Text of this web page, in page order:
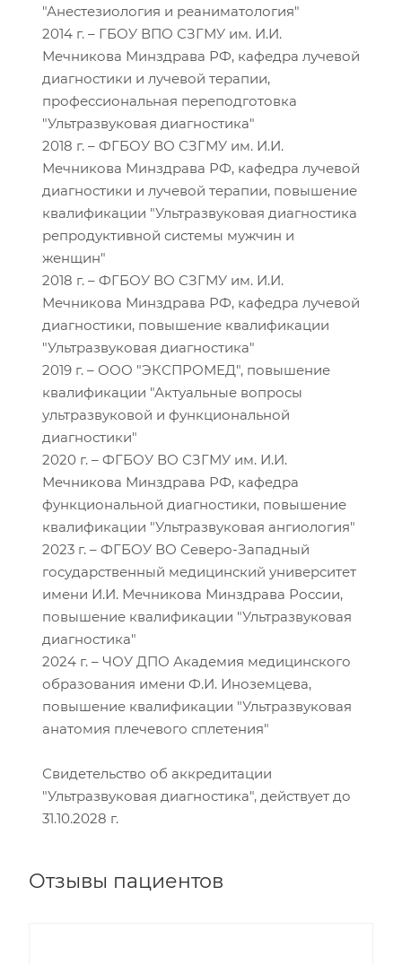
"Анестезиология и реаниматология"
2014 г. – ГБОУ ВПО СЗГМУ им. И.И.
Мечникова Минздрава РФ, кафедра лучевой
диагностики и лучевой терапии,
профессиональная переподготовка
"Ультразвуковая диагностика"
2018 г. – ФГБОУ ВО СЗГМУ им. И.И.
Мечникова Минздрава РФ, кафедра лучевой
диагностики и лучевой терапии, повышение
квалификации "Ультразвуковая диагностика
репродуктивной системы мужчин и
женщин"
2018 г. – ФГБОУ ВО СЗГМУ им. И.И.
Мечникова Минздрава РФ, кафедра лучевой
диагностики, повышение квалификации
"Ультразвуковая диагностика"
2019 г. – ООО "ЭКСПРОМЕД", повышение
квалификации "Актуальные вопросы
ультразвуковой и функциональной
диагностики"
2020 г. – ФГБОУ ВО СЗГМУ им. И.И.
Мечникова Минздрава РФ, кафедра
функциональной диагностики, повышение
квалификации "Ультразвуковая ангиология"
2023 г. – ФГБОУ ВО Северо-Западный
государственный медицинский университет
имени И.И. Мечникова Минздрава России,
повышение квалификации "Ультразвуковая
диагностика"
2024 г. – ЧОУ ДПО Академия медицинского
образования имени Ф.И. Иноземцева,
повышение квалификации "Ультразвуковая
анатомия плечевого сплетения"
Свидетельство об аккредитации
"Ультразвуковая диагностика", действует до
31.10.2028 г.
Отзывы пациентов